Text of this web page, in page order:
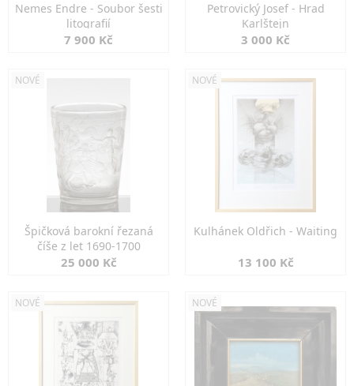
Nemes Endre - Soubor šesti
litografií
7 900 Kč
Petrovický Josef - Hrad
Karlštejn
3 000 Kč
NOVÉ
Špičková barokní řezaná
číše z let 1690-1700
25 000 Kč
NOVÉ
Kulhánek Oldřich - Waiting
13 100 Kč
NOVÉ NOVÉ